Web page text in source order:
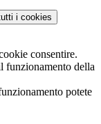
i cookies
consentire.
funzionamento della
potete